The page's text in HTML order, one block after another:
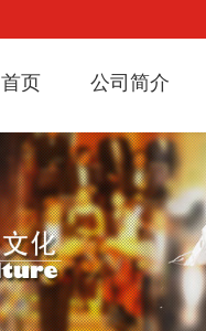
首页 公司简介